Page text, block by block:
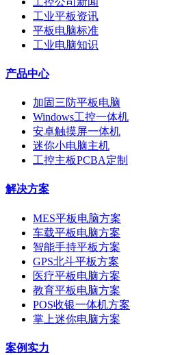
工业平板资讯
平板电脑标准
工业电脑知识
产品中心
加固三防平板电脑
Windows工控一体机
安卓触摸屏一体机
迷你小电脑主机
工控主板PCBA定制
解决方案
MES平板电脑方案
车载平板电脑方案
智能手持平板方案
GPS北斗平板方案
医疗平板电脑方案
教育平板电脑方案
POS收银一体机方案
掌上迷你电脑方案
案例实力